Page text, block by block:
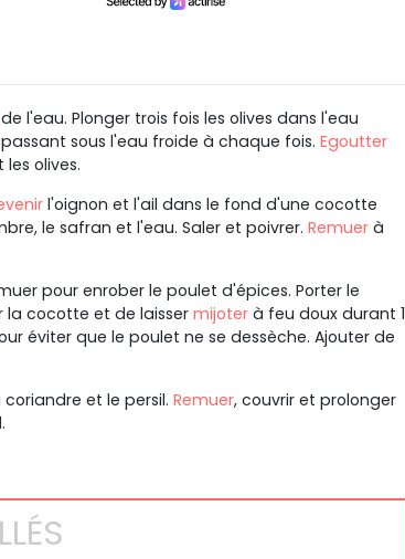
de l'eau. Plonger trois fois les olives dans l'eau
sous l'eau froide à chaque fois. Egoutter
olives.
l'oignon et l'ail dans le fond d'une cocotte
le safran et l'eau. Saler et poivrer. Remuer à
pour enrober le poulet d'épices. Porter le
la cocotte et de laisser mijoter à feu doux durant 1
éviter que le poulet ne se dessèche. Ajouter de
et le persil. Remuer, couvrir et prolonger